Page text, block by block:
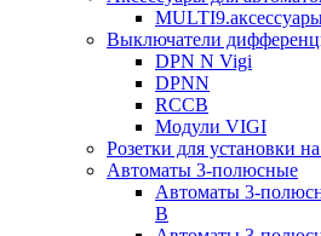
Выключатели
DPN N Vigi
DPNN
RCCB
Модули VIGI
Розетки для установки
Автоматы 3-полюсные
Автоматы 3-
B